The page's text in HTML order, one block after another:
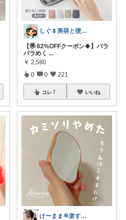
しぐ🌷美容と便利な小物🍀
【🉐 62%OFFクーポン🍀】パラ
パラめく ...
￥ 2,580
0 0 221
コレ いいね
けーまま𖤐楽する家づくり☀︎*.｡